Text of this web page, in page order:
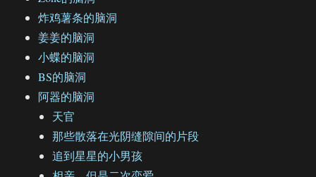
炸鸡薯条的脑洞
姜姜的脑洞
小蝶的脑洞
BS的脑洞
阿器的脑洞
天官
那些散落在光阴缝隙间的片段
追到星星的小男孩